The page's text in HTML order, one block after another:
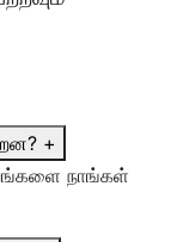
+
நாங்கள்